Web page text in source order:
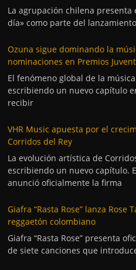
La agrupación chilena presenta
día» como parte del
Ozuna sigue dominando la
nominaciones en Premios
El fenómeno global de la
escribiendo un nuevo capítulo
recibir
VHR Music apuesta por el
Corridos del Rey
La evolución artística de
escribiendo un nuevo capítulo.
anunció oficialmente la firma
Giafra “Rasta Rose” lanza
reggaetón colombiano
Giafra “Rasta Rose” presenta
de siete canciones que